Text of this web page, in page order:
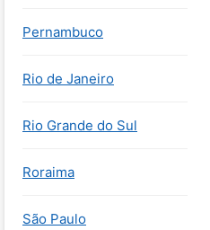
Pernambuco
Rio de Janeiro
Rio Grande do Sul
Roraima
São Paulo